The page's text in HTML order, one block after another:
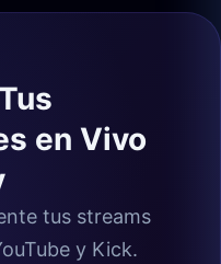
en Vivo
tus streams
y Kick.